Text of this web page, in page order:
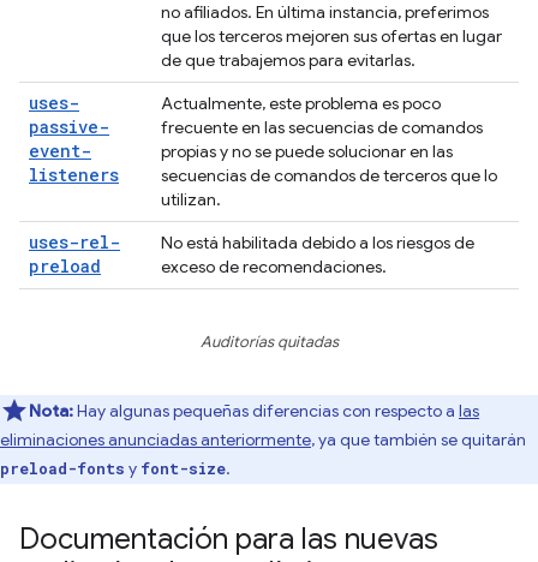
no afiliados. En última instancia, preferimos
que los terceros mejoren sus ofertas en lugar
de que trabajemos para evitarlas.
uses-
passive-
event-
listeners
Actualmente, este problema es poco
frecuente en las secuencias de comandos
propias y no se puede solucionar en las
secuencias de comandos de terceros que lo
utilizan.
uses-rel-
preload
No está habilitada debido a los riesgos de
exceso de recomendaciones.
Auditorías quitadas
Nota:Hay algunas pequeñas diferencias con respecto a las
eliminaciones anunciadas anteriormente, ya que también se quitarán
preload-fonts y font-size.
Documentación para las nuevas